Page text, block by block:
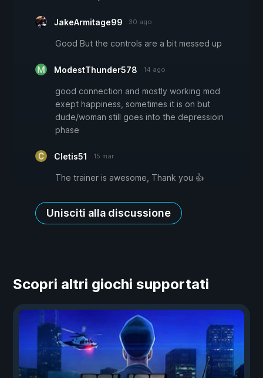
JakeArmitage99 30 ago
Good But the controls are a bit messed up
ModestThunder578 14 ago
good connection and mostly working mod
exept happiness, sometimes it is on but
dude/woman still goes into the depressioin
phase
Cletis51 15 mar
The trainer is awesome, Thank you 👍
Unisciti alla discussione
Scopri altri giochi supportati